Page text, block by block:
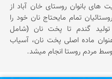
بانوان روستای خان آباد از
تمام مایحتاج نان خود را
تولید گندم تا پخت نان (شامل
ماده اصلی پخت نان، آسیاب
میشد.